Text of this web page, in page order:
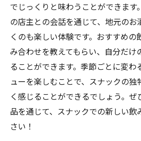
でじっくりと味わうことができます
の店主との会話を通じて、地元のお
くのも楽しい体験です。おすすめの
み合わせを教えてもらい、自分だけ
ることができます。季節ごとに変わ
ューを楽しむことで、スナックの独
く感じることができるでしょう。ぜ
品を通じて、スナックでの新しい飲
さい！